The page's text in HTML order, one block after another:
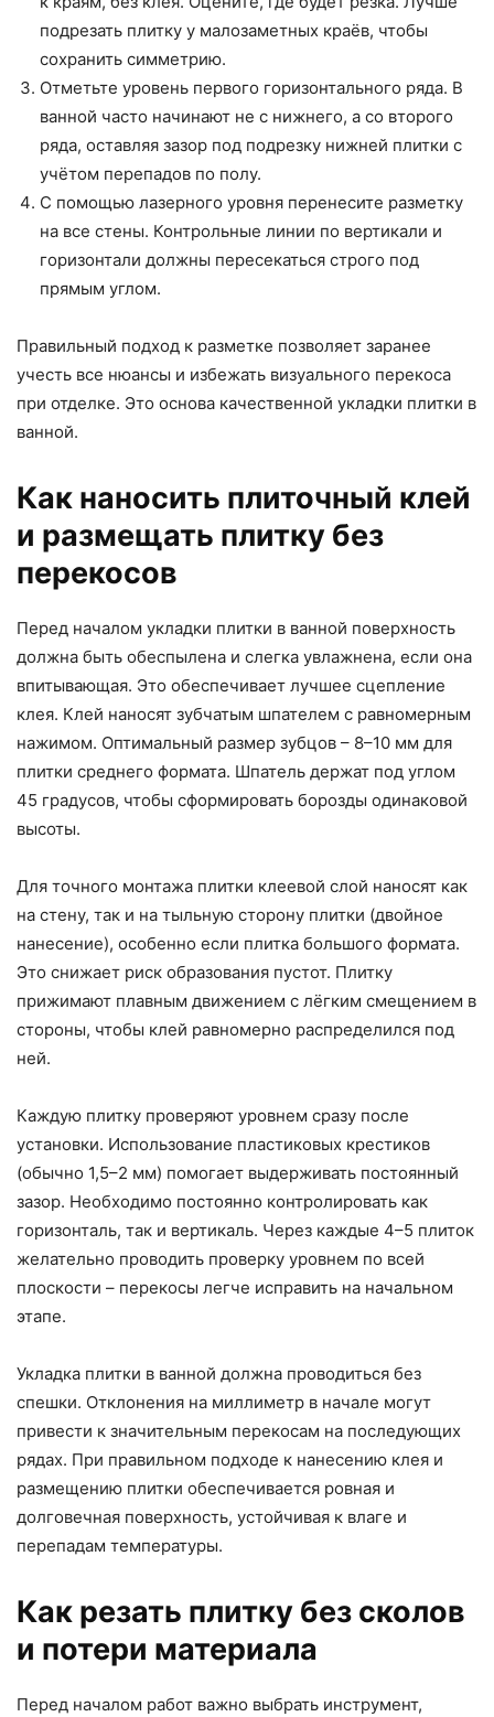
подрезать плитку у малозаметных краёв, чтобы
сохранить симметрию.
Отметьте уровень первого горизонтального ряда. В
ванной часто начинают не с нижнего, а со второго
ряда, оставляя зазор под подрезку нижней плитки с
учётом перепадов по полу.
С помощью лазерного уровня перенесите разметку
на все стены. Контрольные линии по вертикали и
горизонтали должны пересекаться строго под
прямым углом.
Правильный подход к разметке позволяет заранее
учесть все нюансы и избежать визуального перекоса
при отделке. Это основа качественной укладки плитки в
ванной.
Как наносить плиточный клей
и размещать плитку без
перекосов
Перед началом укладки плитки в ванной поверхность
должна быть обеспылена и слегка увлажнена, если она
впитывающая. Это обеспечивает лучшее сцепление
клея. Клей наносят зубчатым шпателем с равномерным
нажимом. Оптимальный размер зубцов – 8–10 мм для
плитки среднего формата. Шпатель держат под углом
45 градусов, чтобы сформировать борозды одинаковой
высоты.
Для точного монтажа плитки клеевой слой наносят как
на стену, так и на тыльную сторону плитки (двойное
нанесение), особенно если плитка большого формата.
Это снижает риск образования пустот. Плитку
прижимают плавным движением с лёгким смещением в
стороны, чтобы клей равномерно распределился под
ней.
Каждую плитку проверяют уровнем сразу после
установки. Использование пластиковых крестиков
(обычно 1,5–2 мм) помогает выдерживать постоянный
зазор. Необходимо постоянно контролировать как
горизонталь, так и вертикаль. Через каждые 4–5 плиток
желательно проводить проверку уровнем по всей
плоскости – перекосы легче исправить на начальном
этапе.
Укладка плитки в ванной должна проводиться без
спешки. Отклонения на миллиметр в начале могут
привести к значительным перекосам на последующих
рядах. При правильном подходе к нанесению клея и
размещению плитки обеспечивается ровная и
долговечная поверхность, устойчивая к влаге и
перепадам температуры.
Как резать плитку без сколов
и потери материала
Перед началом работ важно выбрать инструмент,